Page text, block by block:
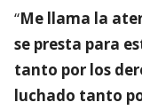
“Me llama la
se presta para
tanto por los
luchado tanto